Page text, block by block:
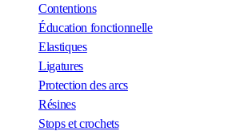
Contentions
Éducation fonctionnelle
Elastiques
Ligatures
Protection des arcs
Résines
Stops et crochets